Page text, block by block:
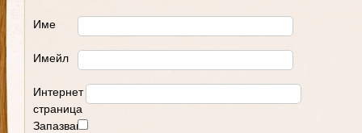
Име
Имейл
Интернет
страница
Запазване